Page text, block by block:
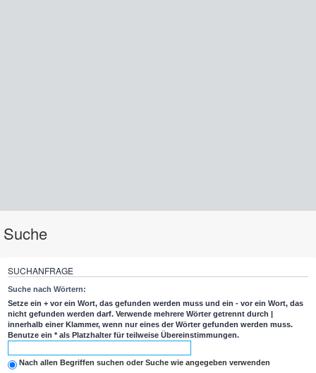
Suche
SUCHANFRAGE
Suche nach Wörtern:
Setze ein + vor ein Wort, das gefunden werden muss und ein - vor ein Wort, das
nicht gefunden werden darf. Verwende mehrere Wörter getrennt durch |
innerhalb einer Klammer, wenn nur eines der Wörter gefunden werden muss.
Benutze ein * als Platzhalter für teilweise Übereinstimmungen.
Nach allen Begriffen suchen oder Suche wie angegeben verwenden